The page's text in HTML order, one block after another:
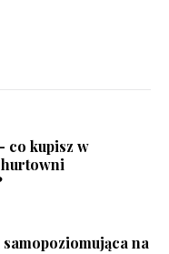
co kupisz w
na